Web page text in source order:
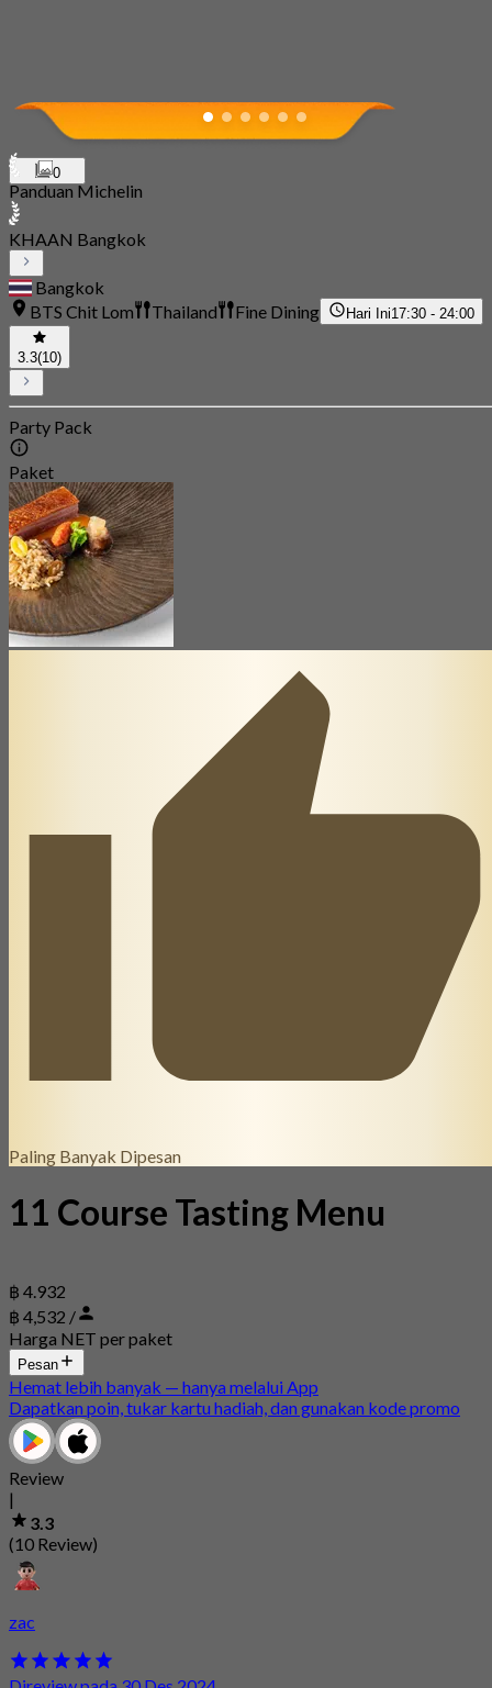
0
Panduan Michelin
KHAAN Bangkok
Bangkok
BTS Chit Lom
Thailand Fine Dining Hari Ini17:30 - 24:00
3.3(10)
Party Pack
Paket
Paling Banyak Dipesan
11 Course Tasting Menu
฿ 4.932
฿ 4,532 /
Harga NET per paket
Pesan
Hemat lebih banyak — hanya melalui App
Dapatkan poin, tukar kartu hadiah, dan gunakan kode promo
Review
|
3.3
(10 Review)
zac